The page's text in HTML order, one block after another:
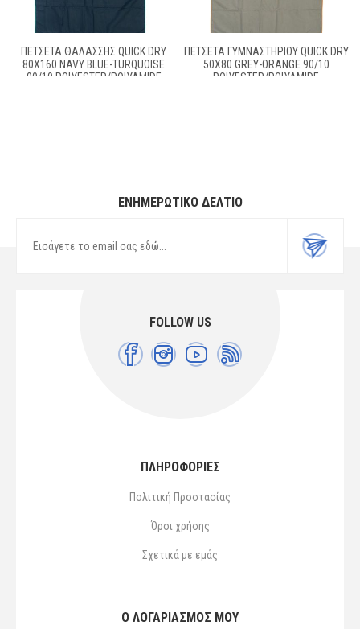
ΠΕΤΣΈΤΑ ΘΑΛΆΣΣΗΣ QUICK DRY
80X160 NAVY BLUE-TURQUOISE
90/10 POLYESTER/POLYAMIDE
ΠΕΤΣΈΤΑ ΓΥΜΝΑΣΤΗΡΊΟΥ QUICK DRY
50X80 GREY-ORANGE 90/10
POLYESTER/POLYAMIDE
ΕΝΗΜΕΡΩΤΙΚΌ ΔΕΛΤΊΟ
FOLLOW US
ΠΛΗΡΟΦΟΡΙΕΣ
Πολιτική Προστασίας
Όροι χρήσης
Σχετικά με εμάς
Ο ΛΟΓΑΡΙΑΣΜΌΣ ΜΟΥ